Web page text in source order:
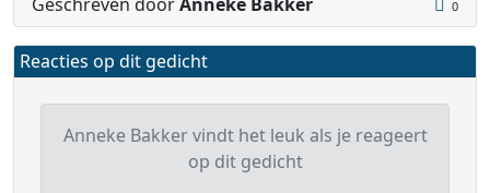
0
Reacties op dit gedicht
Anneke Bakker vindt het leuk als je reageert
op dit gedicht